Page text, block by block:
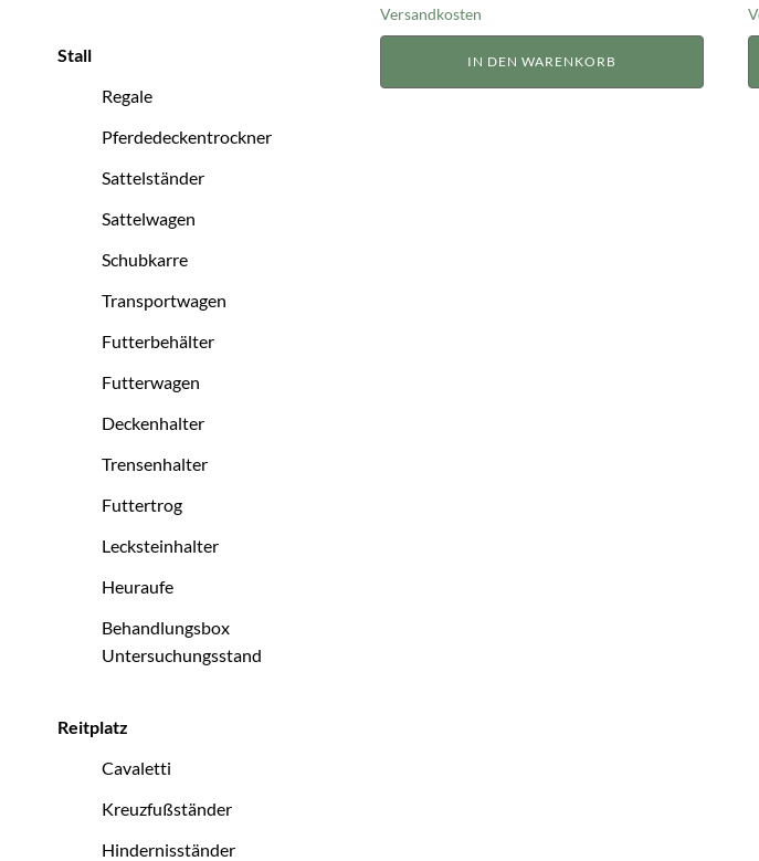
Stall
Regale
Pferdedeckentrockner
Sattelständer
Sattelwagen
Schubkarre
Transportwagen
Futterbehälter
Futterwagen
Deckenhalter
Trensenhalter
Futtertrog
Lecksteinhalter
Heuraufe
Behandlungsbox
Untersuchungsstand
Reitplatz
Cavaletti
Kreuzfußständer
Hindernisständer
Versandkosten
IN DEN WARENKORB